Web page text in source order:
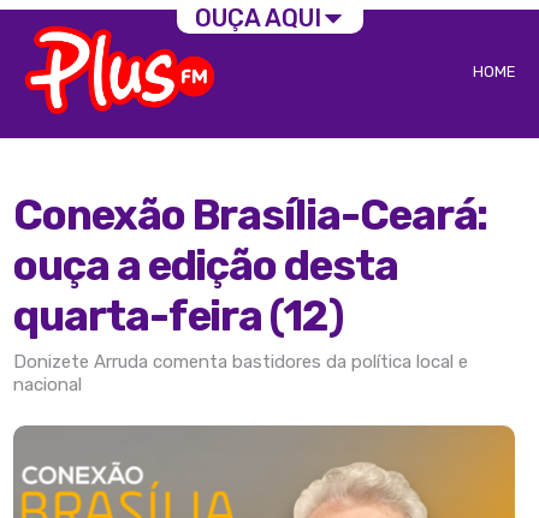
HOME
Conexão Brasília-Ceará:
ouça a edição desta
quarta-feira (12)
Donizete Arruda comenta bastidores da política local e
nacional
OUÇA AQUI